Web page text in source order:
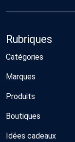
Rubriques
Catégories
Marques
Produits
Boutiques
Idées cadeaux